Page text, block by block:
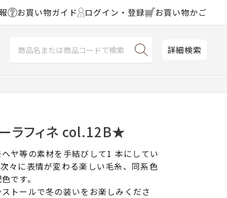
お買い物ガイド ログイン・登録 お買い物かご
詳細検索
ーラフィネ col.12B★
ヤ等の素材を手結びして1 本にしてい
々に表情が変わる楽しい毛糸、同系色
です。
トールで冬の装いをお楽しみくださ